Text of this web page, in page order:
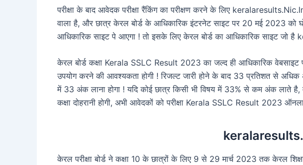
परीक्षा के बाद आवेदक परीक्षा रैंकिंग का परीक्षण करने के लिए
वाला है, और छात्र केरल बोर्ड के आधिकारिक इंटरनेट साइट पर 20 मई 2023 को
आधिकारिक साइट पे आएगा ! तो इसके लिए केरल बोर्ड का आधिकारिक साइट
केरल बोर्ड कक्षा Kerala SSLC Result 2023 का जल्द ही आधिकारिक वेबसाइट
उपयोग करने की आवश्यकता होगी ! रिजल्ट जारी होने के बाद 33 प्रतिशत से अधिक
में 33 अंक लाना होगा ! यदि कोई छात्र किसी भी विषय में 33% से कम अंक लाते है,
कक्षा दोहरानी होगी, अभी आवेदकों को परीक्षा Kerala SSLC Result 2023
केरल परीक्षा बोर्ड ने कक्षा 10 के छात्रों के लिए 9 से 29 मार्च 2023 तक केरल शिक्षा